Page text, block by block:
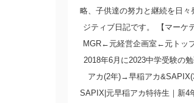
略、子供達の努力と継続を日々
ジティブ日記です。 【マーケ
MGR←元経営企画室←元トップ
2018年6月に2023中学受験の
アカ(2年)→早稲アカ
SAPIX|元早稲アカ特待生｜新4